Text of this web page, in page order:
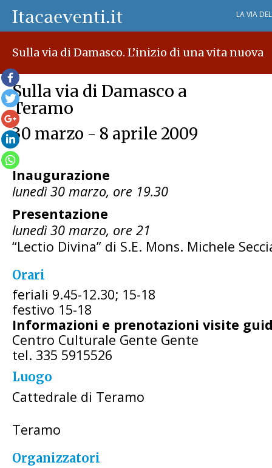
LA VIA
Sulla via di Damasco. L’inizio di una vita nuova
Sulla via di Damasco a
Teramo
30 marzo - 8 aprile 2009
Inaugurazione
lunedì 30 marzo, ore 19.30
Presentazione
lunedì 30 marzo, ore 21
“Lectio Divina” di S.E. Mons. Michele
Orari
feriali 9.45-12.30; 15-18
festivo 15-18
Informazioni e prenotazioni visite
Centro Culturale Gente Gente
tel. 335 5915526
Luogo
Cattedrale di Teramo
Teramo
Organizzatori